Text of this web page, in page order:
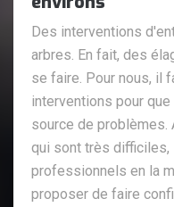
Des interventions
arbres. En fait, des
se faire. Pour nous, il
interventions pour
source de
qui sont très difficiles,
professionnels en la
proposer de faire